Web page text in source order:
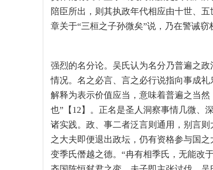
陪臣所出，则其执政年代相应由十世、
章关于“三桓之子孙微矣”说，乃在警诫窃
强烈的名分论。吴氏认为名分乃普遍之
情况。名之必言、言之必行说指向事成
解释为表示价值应当，意味着普遍之当
也”【12】。正名是圣人洞察事情几微、
诸实践。政、事二者泛言则通用，别言
之大夫即便退出政坛，仍有资格参与国
变季氏僭越之德。“冉有相季氏，无能改